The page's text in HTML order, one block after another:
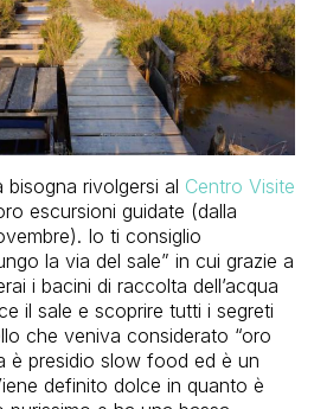
bisogna rivolgersi al Centro Visite
escursioni guidate (dalla
Io ti consiglio
la via del sale” in cui grazie a
i bacini di raccolta dell’acqua
il sale e scoprire tutti i segreti
che veniva considerato “oro
è presidio slow food ed è un
definito dolce in quanto è